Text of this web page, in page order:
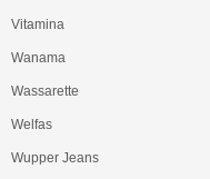
Vitamina
Wanama
Wassarette
Welfas
Wupper Jeans